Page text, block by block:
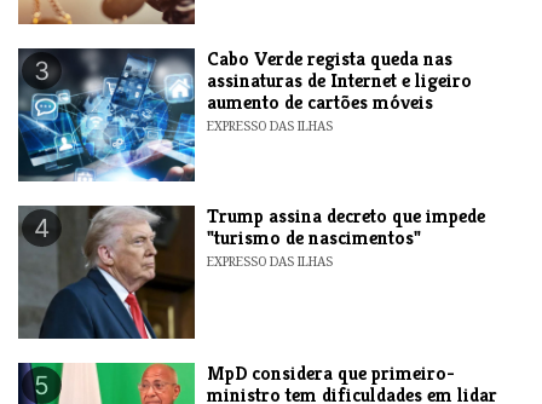
3
Cabo Verde regista queda nas
assinaturas de Internet e ligeiro
aumento de cartões móveis
EXPRESSO DAS ILHAS
4
Trump assina decreto que impede
"turismo de nascimentos"
EXPRESSO DAS ILHAS
5
MpD considera que primeiro-
ministro tem dificuldades em lidar